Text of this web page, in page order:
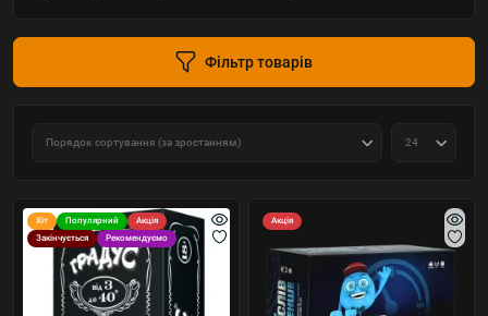
Фільтр товарів
Хіт Популярний
Акція
Закінчується
Рекомендуємо
Акція